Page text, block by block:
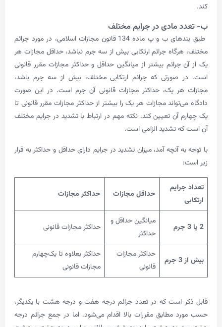
مادی در جرایم مختلف
طبق بندهای ب و پ ماده 134 قانون مجازات اسلامی، در مورد جرائم
جرائم ارتکابی بیش از سه جرم نباشد، حداقل مجازات هر
بیشتر از میانگین حداقل و حداکثر مجازات مقرر قانونی
که جرائم ارتکابی مختلف، بیش از سه جرم باشد،
یک، حداکثر مجازات قانونی آن جرم است. در این صورت
مجازات هر یک را بیشتر از حداکثر مجازات مقرر قانونی تا
آن تعیین کند. نکته مهم در ارتباط با تشدید در جرایم مختلف
تشدید الزامی است.
آنچه آمد، میزان تشدید در جرایم دارای حداقل و حداکثر به قرار
حداقل مجازات حداکثر مجازات
میانگین حداقل و
حداکثر
حداکثر مجازات قانونی
حداکثر مجازات
قانونی
حداکثر بعلاوه تا یک‌چهارم
مجازات قانونی
است که در تعدد جرائم درجه هفت و درجه هشت با یکدیگر،
مطابق مقررات بالا اقدام می‌شود. اما در جمع جرائم درجه